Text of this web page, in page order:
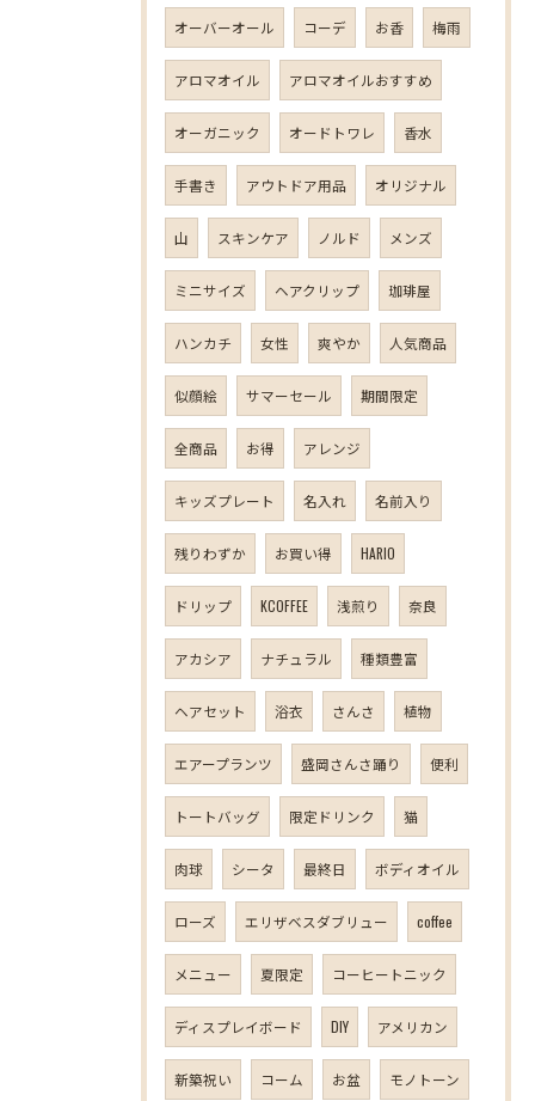
オーバーオール コーデ お香 梅雨
アロマオイル アロマオイルおすすめ
オーガニック オードトワレ 香水
手書き アウトドア用品 オリジナル
山 スキンケア ノルド メンズ
ミニサイズ ヘアクリップ 珈琲屋
ハンカチ 女性 爽やか 人気商品
似顔絵 サマーセール 期間限定
全商品 お得 アレンジ
キッズプレート 名入れ 名前入り
残りわずか お買い得 HARIO
ドリップ KCOFFEE 浅煎り 奈良
アカシア ナチュラル 種類豊富
ヘアセット 浴衣 さんさ 植物
エアープランツ 盛岡さんさ踊り 便利
トートバッグ 限定ドリンク 猫
肉球 シータ 最終日 ボディオイル
ローズ エリザベスダブリュー coffee
メニュー 夏限定 コーヒートニック
ディスプレイボード DIY アメリカン
新築祝い コーム お盆 モノトーン